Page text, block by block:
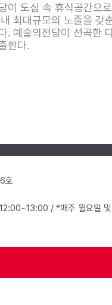
이 도심 속 휴식공간으
최대규모의 노즐을
. 예술의전당이 선곡한
한다.
호
/ *매주 월요일 및